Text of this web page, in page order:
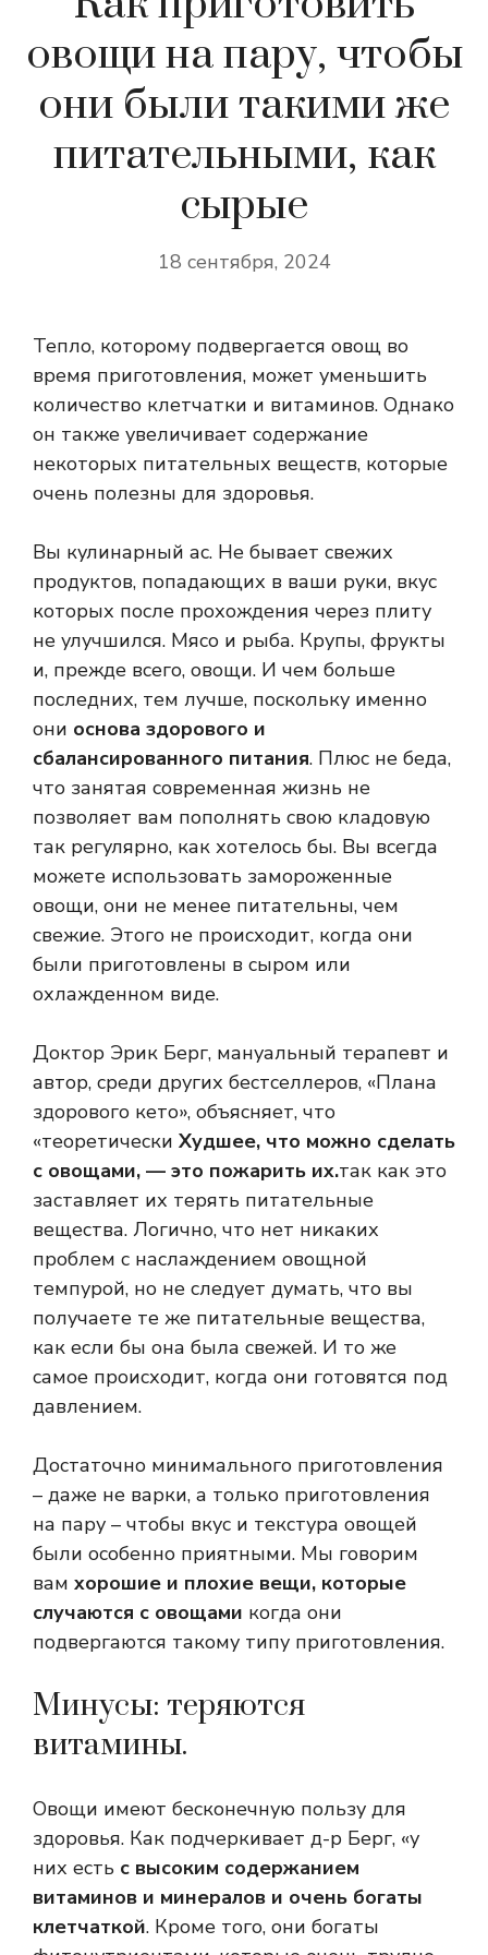
овощи на пару, чтобы
они были такими же
питательными, как
сырые
18 сентября, 2024
Тепло, которому подвергается овощ во
время приготовления, может уменьшить
количество клетчатки и витаминов. Однако
он также увеличивает содержание
некоторых питательных веществ, которые
очень полезны для здоровья.
Вы кулинарный ас. Не бывает свежих
продуктов, попадающих в ваши руки, вкус
которых после прохождения через плиту
не улучшился. Мясо и рыба. Крупы, фрукты
и, прежде всего, овощи. И чем больше
последних, тем лучше, поскольку именно
они основа здорового и
сбалансированного питания. Плюс не беда,
что занятая современная жизнь не
позволяет вам пополнять свою кладовую
так регулярно, как хотелось бы. Вы всегда
можете использовать замороженные
овощи, они не менее питательны, чем
свежие. Этого не происходит, когда они
были приготовлены в сыром или
охлажденном виде.
Доктор Эрик Берг, мануальный терапевт и
автор, среди других бестселлеров, «Плана
здорового кето», объясняет, что
«теоретически Худшее, что можно сделать
с овощами, — это пожарить их.так как это
заставляет их терять питательные
вещества. Логично, что нет никаких
проблем с наслаждением овощной
темпурой, но не следует думать, что вы
получаете те же питательные вещества,
как если бы она была свежей. И то же
самое происходит, когда они готовятся под
давлением.
Достаточно минимального приготовления
– даже не варки, а только приготовления
на пару – чтобы вкус и текстура овощей
были особенно приятными. Мы говорим
вам хорошие и плохие вещи, которые
случаются с овощами когда они
подвергаются такому типу приготовления.
Минусы: теряются
витамины.
Овощи имеют бесконечную пользу для
здоровья. Как подчеркивает д-р Берг, «у
них есть с высоким содержанием
витаминов и минералов и очень богаты
клетчаткой. Кроме того, они богаты